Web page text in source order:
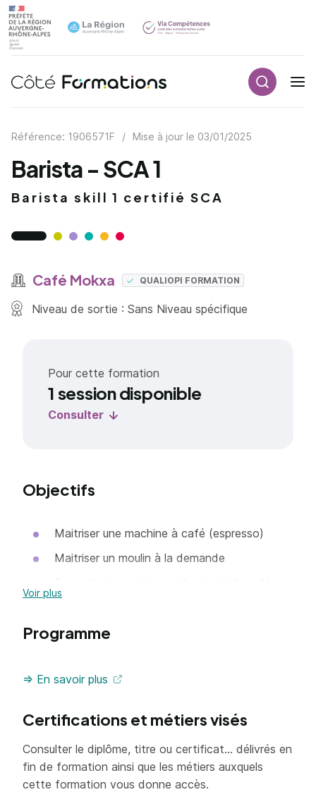
Navigation principale
Référence: 1906571F / Mise à jour le 03/01/2025
Barista - SCA 1
Barista skill 1 certifié SCA
Café Mokxa QUALIOPI FORMATION
Niveau de sortie : Sans Niveau spécifique
Pour cette formation
1 session disponible
Consulter
Objectifs
Maitriser une machine à café (espresso)
Maitriser un moulin à la demande
dégustation (v60, Aeropress, Chemex ...)
Découvrir le fonctionnement de la
Voir plus
Programme
=> En savoir plus
Certifications et métiers visés
Consulter le diplôme, titre ou certificat... délivrés en
fin de formation ainsi que les métiers auxquels
cette formation vous donne accès.